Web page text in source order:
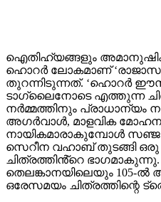
ഐതിഹ്യങ്ങളും
ഹൊറർ ലോകമാണ്
തുറന്നിടുന്നത്. ‘ഹൊറർ
ടാഗ്‌ലൈനോടെ എത്തുന്ന
നർമ്മത്തിനും പ്രാധാന്യം
അഗർവാൾ, മാളവിക
നായികമാരാകുമ്പോൾ
സെറീന വഹാബ് തുടങ്ങി ഒരു
ചിത്രത്തിൻ്റെ
തെലങ്കാനയിലെയും 105-ൽ
ഒരേസമയം ചിത്രത്തിന്റെ